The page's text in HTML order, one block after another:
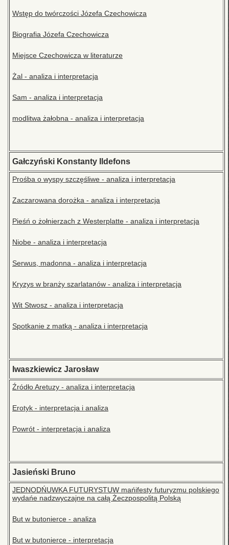
Wstęp do twórczości Józefa Czechowicza
Biografia Józefa Czechowicza
Miejsce Czechowicza w literaturze
Żal - analiza i interpretacja
Sam - analiza i interpretacja
modlitwa żałobna - analiza i interpretacja
Gałczyński Konstanty Ildefons
Prośba o wyspy szczęśliwe - analiza i interpretacja
Zaczarowana dorożka - analiza i interpretacja
Pieśń o żołnierzach z Westerplatte - analiza i interpretacja
Niobe - analiza i interpretacja
Serwus, madonna - analiza i interpretacja
Kryzys w branży szarlatanów - analiza i interpretacja
Wit Stwosz - analiza i interpretacja
Spotkanie z matką - analiza i interpretacja
Iwaszkiewicz Jarosław
Źródło Aretuzy - analiza i interpretacja
Erotyk - interpretacja i analiza
Powrót - interpretacja i analiza
Jasieński Bruno
JEDNODŃUWKA FUTURYSTUW mańifesty futuryzmu polskiego
wydańe nadzwyczajne na całą Żeczpospolitą Polską
But w butonierce - analiza
But w butonierce - interpretacja